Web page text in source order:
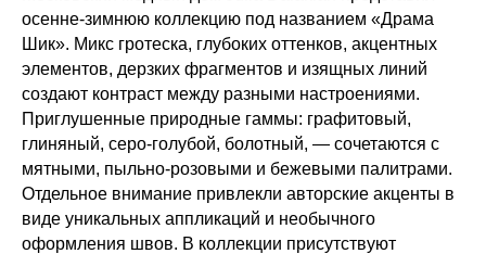
осенне-зимнюю коллекцию под названием «Драма
Шик». Микс гротеска, глубоких оттенков, акцентных
элементов, дерзких фрагментов и изящных линий
создают контраст между разными настроениями.
Приглушенные природные гаммы: графитовый,
глиняный, серо-голубой, болотный, — сочетаются с
мятными, пыльно-розовыми и бежевыми палитрами.
Отдельное внимание привлекли авторские акценты в
виде уникальных аппликаций и необычного
оформления швов. В коллекции присутствуют